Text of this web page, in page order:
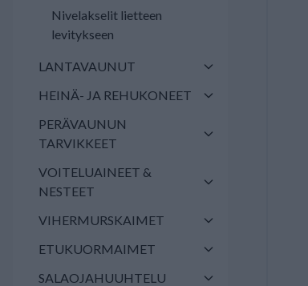
Nivelakselit lietteen
levitykseen
LANTAVAUNUT
HEINÄ- JA REHUKONEET
PERÄVAUNUN
TARVIKKEET
VOITELUAINEET &
NESTEET
VIHERMURSKAIMET
ETUKUORMAIMET
SALAOJAHUUHTELU